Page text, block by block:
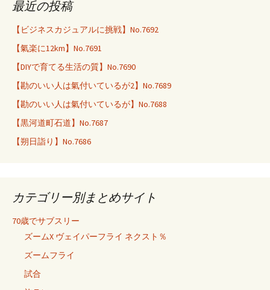
最近の投稿
【ビジネスカジュアルに挑戦】No.7692
【氣楽に12km】No.7691
【DIYで育てる生活の質】No.7690
【勘のいい人は氣付いているが2】No.7689
【勘のいい人は氣付いているが】No.7688
【黒河道町石道】No.7687
【朔日詣り】No.7686
カテゴリー別まとめサイト
70歳でサブスリー
ズームX ヴェイパーフライ ネクスト％
ズームフライ
試合